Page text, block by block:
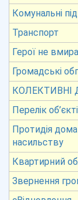
Комунальні
Транспорт
Герої не
Громадські
КОЛЕКТИВНІ
Перелік
Протидія
насильству
Квартирний
Звернення